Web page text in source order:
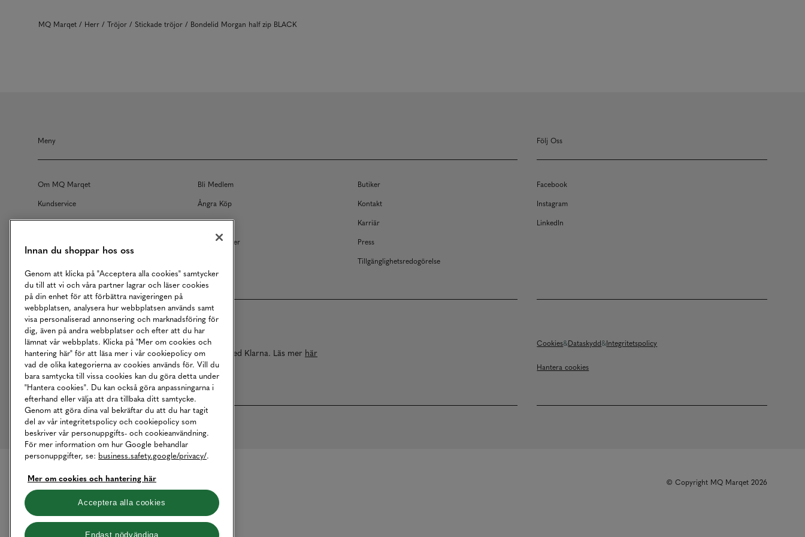
MQ Marqet Herr Tröjor Stickade tröjor Bondelid Morgan half zip BLACK
Meny
Om MQ Marqet Bli Medlem
Butiker
Kundservice
Ångra Köp
Kontakt
Returer
Köpvillkor
Karriär
Våra Tjänster
Press
Tillgänglighetsredogörelse
Följ Oss
Facebook
Instagram
LinkedIn
Betalningar online sköts i samarbete med Klarna. Läs mer här
Cookies Dataskydd Integritetspolicy
Hantera cookies
© Copyright MQ Marqet 2026
Innan du shoppar hos oss
Genom att klicka på "Acceptera alla cookies" samtycker
du till att vi och våra partner lagrar och läser cookies
på din enhet för att förbättra navigeringen på
webbplatsen, analysera hur webbplatsen används samt
visa personaliserad annonsering och marknadsföring för
dig, även på andra webbplatser och efter att du har
lämnat vår webbplats. Klicka på "Mer om cookies och
hantering här" för att läsa mer i vår cookiepolicy om
vad de olika kategorierna av cookies används för. Vill du
bara samtycka till vissa cookies kan du göra detta under
"Hantera cookies". Du kan också göra anpassningarna i
efterhand eller välja att dra tillbaka ditt samtycke.
Genom att göra dina val bekräftar du att du har tagit
del av vår integritetspolicy och cookiepolicy som
beskriver vår personuppgifts- och cookieanvändning.
För mer information om hur Google behandlar
personuppgifter, se: business.safety.google/privacy/.
Mer om cookies och hantering här
Acceptera alla cookies
Endast nödvändiga